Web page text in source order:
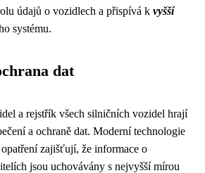
údajů o vozidlech a přispívá k vyšší
systému.
dat
a rejstřík všech silničních vozidel hrají
a ochraně dat. Moderní technologie
zajišťují, že informace o
jsou uchovávány s nejvyšší mírou